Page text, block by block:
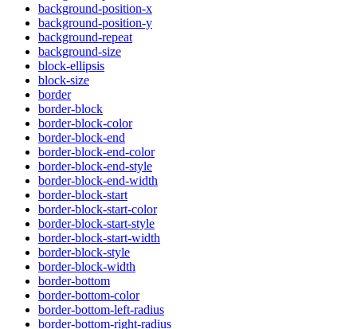
background-position-x
background-position-y
background-repeat
background-size
block-ellipsis
block-size
border
border-block
border-block-color
border-block-end
border-block-end-color
border-block-end-style
border-block-end-width
border-block-start
border-block-start-color
border-block-start-style
border-block-start-width
border-block-style
border-block-width
border-bottom
border-bottom-color
border-bottom-left-radius
border-bottom-right-radius